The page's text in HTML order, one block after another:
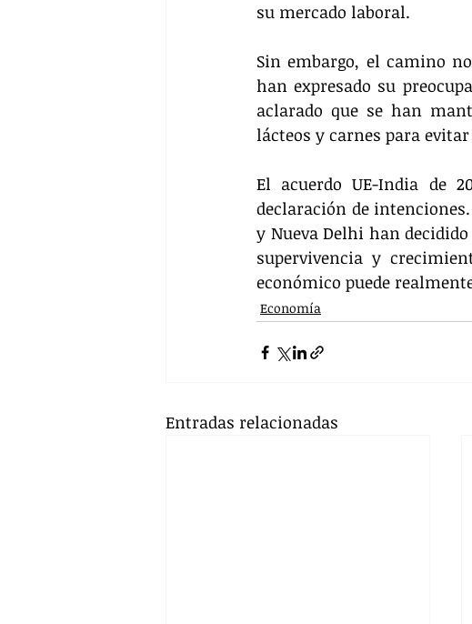
su mercado laboral.
Sin embargo, el camino
han expresado su
aclarado que se han
lácteos y carnes para
El acuerdo UE-India de
declaración de
y Nueva Delhi han
supervivencia y
económico puede
Economía
Entradas relacionadas